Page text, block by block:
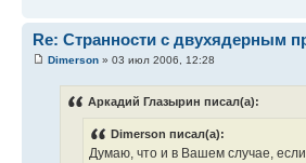
Re: Странности с двухядерным
Dimerson » 03 июл 2006, 12:28
Аркадий Глазырин писал(а):
Dimerson писал(а):
Думаю, что и в Вашем случае,